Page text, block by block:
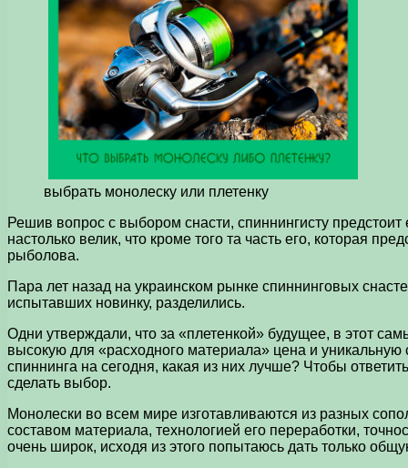
выбрать монолеску или плетенку
Решив вопрос с выбором снасти, спиннингисту
настолько велик, что кроме того та часть его, которая
рыболова.
Пара лет назад на украинском рынке спиннинговых
испытавших новинку, разделились.
Одни утверждали, что за «плетенкой» будущее, в этот
высокую для «расходного материала» цена и уникальную
спиннинга на сегодня, какая из них лучше? Чтобы
сделать выбор.
Монолески во всем мире изготавливаются из разных
составом материала, технологией его переработки,
очень широк, исходя из этого попытаюсь дать только